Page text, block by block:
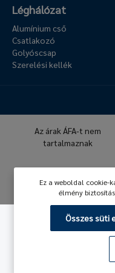
Léghálózat
Alumínium cső
Csatlakozó
Golyóscsap
Szerelési kellék
© 2026
Az árak ÁFA-t nem
tartalmaznak
Ez a weboldal cookie-
élmény
Összes süti